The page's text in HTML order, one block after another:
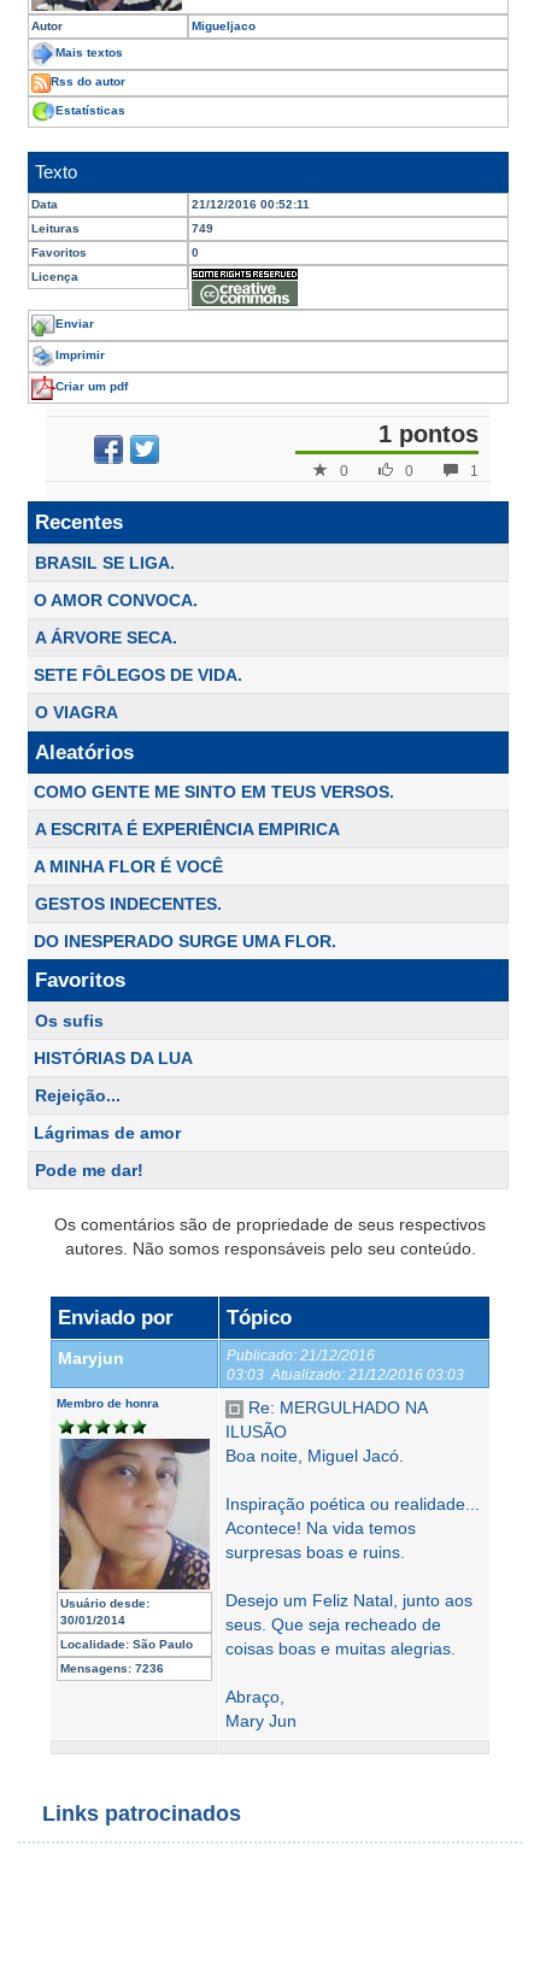
Autor Migueljaco
Mais textos
Rss do autor
Estatísticas
Texto
Data
21/12/2016 00:52:11
Leituras
749
Favoritos
0
Licença
Enviar
Imprimir
Criar um pdf
1 pontos
1
0
0
Recentes
BRASIL SE LIGA.
O AMOR CONVOCA.
A ÁRVORE SECA.
SETE FÔLEGOS DE VIDA.
O VIAGRA
Aleatórios
COMO GENTE ME SINTO EM TEUS VERSOS.
A ESCRITA É EXPERIÊNCIA EMPIRICA
A MINHA FLOR É VOCÊ
GESTOS INDECENTES.
DO INESPERADO SURGE UMA FLOR.
Favoritos
Os sufis
HISTÓRIAS DA LUA
Rejeição...
Lágrimas de amor
Pode me dar!
Os comentários são de propriedade de seus respectivos
autores. Não somos responsáveis pelo seu conteúdo.
Enviado por Tópico
Maryjun Publicado: 21/12/2016
03:03 Atualizado: 21/12/2016 03:03
Membro de honra
Usuário desde:
30/01/2014
Localidade: São Paulo
Mensagens: 7236
Re: MERGULHADO NA
ILUSÃO
Boa noite, Miguel Jacó.
Inspiração poética ou realidade...
Acontece! Na vida temos
surpresas boas e ruins.
Desejo um Feliz Natal, junto aos
seus. Que seja recheado de
coisas boas e muitas alegrias.
Abraço,
Mary Jun
Links patrocinados